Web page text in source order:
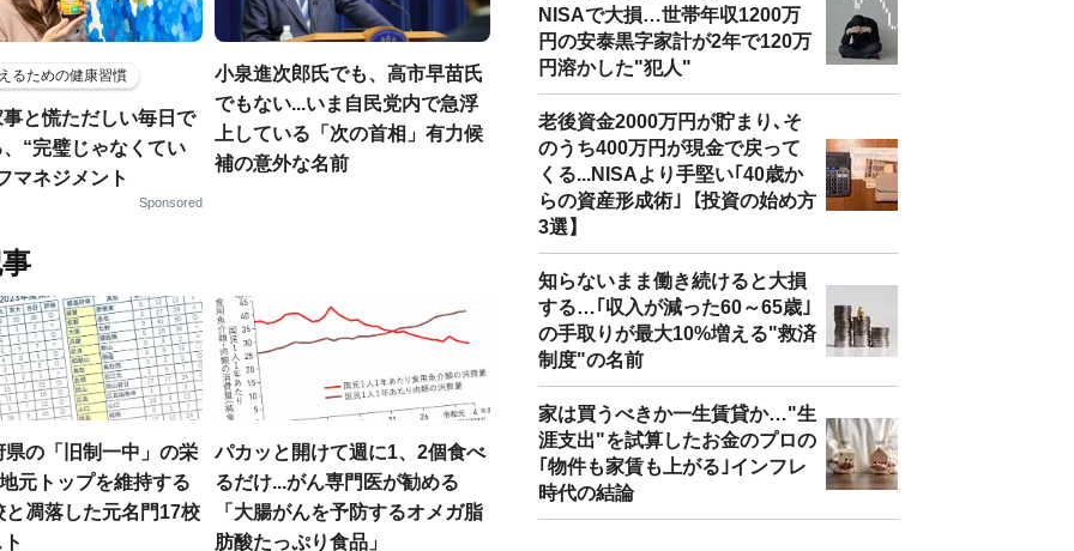
るための健康習慣
と慌ただしい毎日で
“完璧じゃなくてい
マネジメント
Sponsored
小泉進次郎氏でも、高市早苗氏
でもない...いま自民党内で急浮
上している「次の首相」有力候
補の意外な名前
県の「旧制一中」の栄
元トップを維持する
と凋落した元名門17校
パカッと開けて週に1、2個食べ
るだけ...がん専門医が勧める
「大腸がんを予防するオメガ脂
肪酸たっぷり食品」
NISAで大損…世帯年収1200万
円の安泰黒字家計が2年で120万
円溶かした"犯人"
老後資金2000万円が貯まり､そ
のうち400万円が現金で戻って
くる...NISAより手堅い｢40歳か
らの資産形成術｣【投資の始め方
3選】
知らないまま働き続けると大損
する…｢収入が減った60～65歳｣
の手取りが最大10%増える"救済
制度"の名前
家は買うべきか一生賃貸か…"生
涯支出"を試算したお金のプロの
｢物件も家賃も上がる｣インフレ
時代の結論